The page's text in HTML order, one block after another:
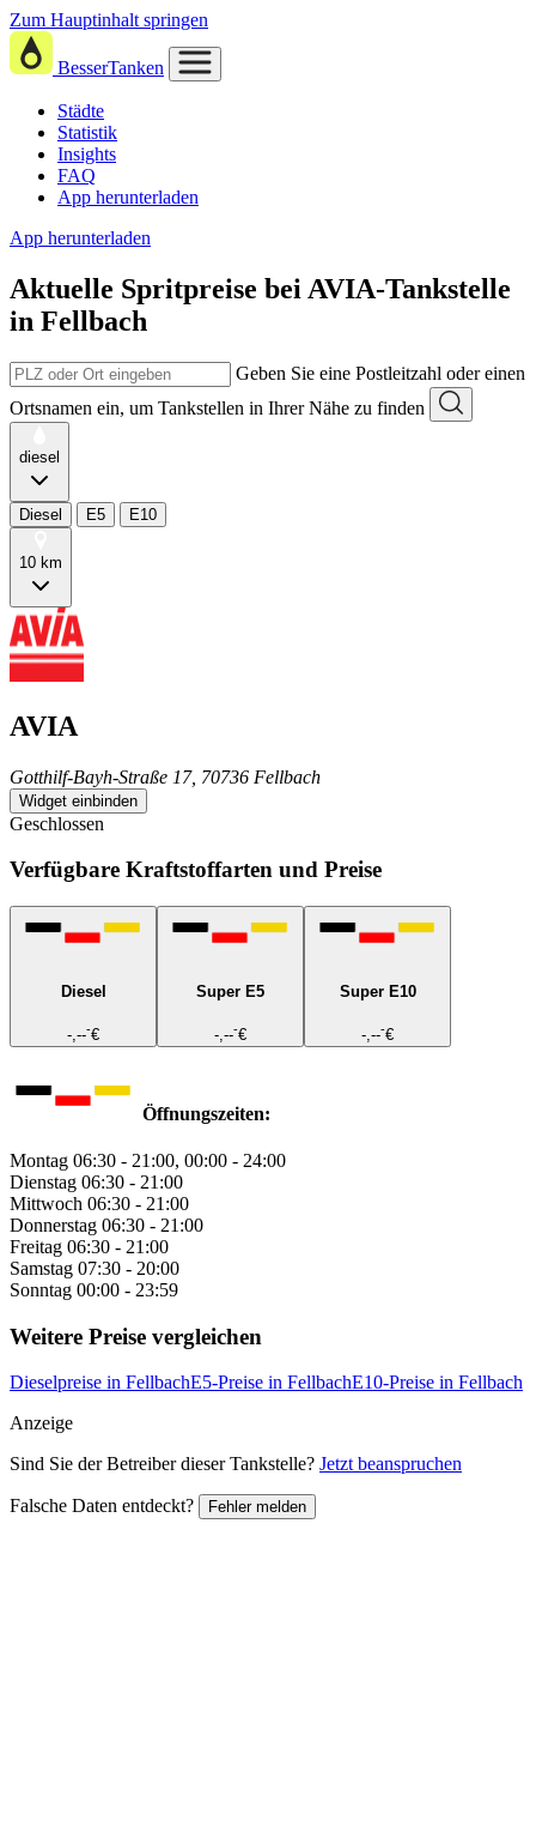
Zum Hauptinhalt springen
BesserTanken
Städte
Statistik
Insights
FAQ
App herunterladen
App herunterladen
Aktuelle Spritpreise bei AVIA-Tankstelle
in Fellbach
Geben Sie eine Postleitzahl oder einen
Ortsnamen ein, um Tankstellen in Ihrer Nähe zu finden
diesel
Diesel E5 E10
10 km
AVIA
Gotthilf-Bayh-Straße 17, 70736 Fellbach
Widget einbinden
Geschlossen
Verfügbare Kraftstoffarten und Preise
Diesel
-,---€
Super E5
-,---€
Super E10
-,---€
Öffnungszeiten:
Montag 06:30 - 21:00, 00:00 - 24:00
Dienstag 06:30 - 21:00
Mittwoch 06:30 - 21:00
Donnerstag 06:30 - 21:00
Freitag 06:30 - 21:00
Samstag 07:30 - 20:00
Sonntag 00:00 - 23:59
Weitere Preise vergleichen
Dieselpreise in FellbachE5-Preise in FellbachE10-Preise in Fellbach
Anzeige
Sind Sie der Betreiber dieser Tankstelle? Jetzt beanspruchen
Falsche Daten entdeckt? Fehler melden